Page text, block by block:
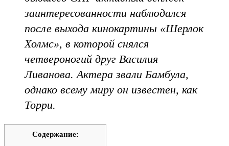
заинтересованности наблюдался
после выхода кинокартины «Шерлок
Холмс», в которой снялся
четвероногий друг Василия
Ливанова. Актера звали Бамбула,
однако всему миру он известен, как
Торри.
Содержание: